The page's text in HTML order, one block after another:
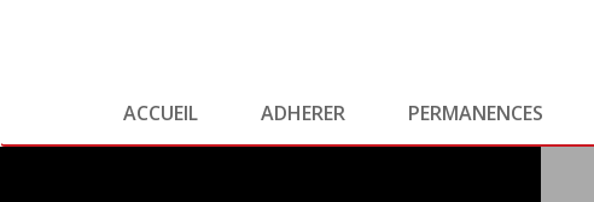
ACCUEIL ADHERER PERMANENCES